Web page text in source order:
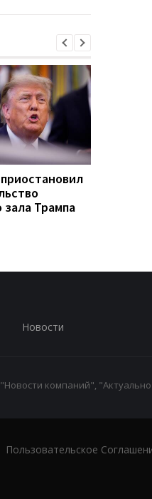
зала Трампа
Новости
компаний",
Пользовательское